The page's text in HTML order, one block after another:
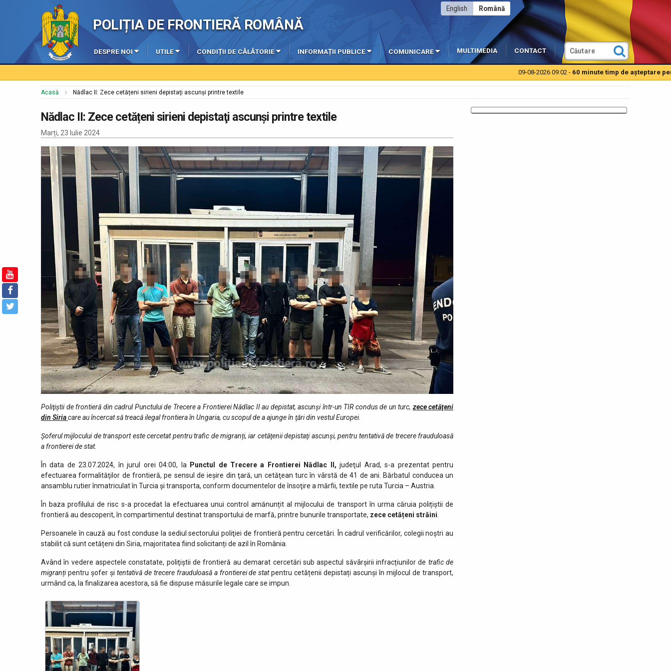
POLIȚIA DE FRONTIERĂ ROMÂNĂ
Română
English
DESPRE NOI UTILE CONDIȚII DE CĂLĂTORIE INFORMAȚII PUBLICE COMUNICARE MULTIMEDIA CONTACT
09-08-2026 09:02 -60 minute timp de aşteptare pentru
Acasă Nădlac II: Zece cetățeni sirieni depistaţi ascunși printre textile
Nădlac II: Zece cetățeni sirieni depistaţi ascunși printre textile
Marți, 23 Iulie 2024
Poliţiştii de frontieră din cadrul Punctului de Trecere a Frontierei Nădlac II au depistat, ascunși într-un TIR condus de un turc, zece cetăţeni
din Siriacare au încercat să treacă ilegal frontiera în Ungaria, cu scopul de a ajunge în ţări din vestul Europei.
Șoferul mijlocului de transport este cercetat pentru trafic de migranți, iar cetăţenii depistaţi ascunşi, pentru tentativă de trecere frauduloasă
a frontierei de stat.
În data de 23.07.2024, în jurul orei 04:00, la Punctul de Trecere a Frontierei Nădlac II,judeţul Arad, s-a prezentat pentru
efectuarea formalităţilor de frontieră, pe sensul de ieşire din ţară, un cetăţean turc în vârstă de 41 de ani. Bărbatul conducea un
ansamblu rutier înmatriculat în Turcia şi transporta, conform documentelor de însoţire a mărfii, textile pe ruta Turcia – Austria.
În baza profilului de risc s-a procedat la efectuarea unui control amănunțit al mijlocului de transport în urma căruia polițiștii de
frontieră au descoperit, în compartimentul destinat transportului de marfă, printre bunurile transportate, zece cetățeni străini
Persoanele în cauză au fost conduse la sediul sectorului poliţiei de frontieră pentru cercetări. În cadrul verificărilor, colegii noștri au
stabilit că sunt cetățeni din Siria, majoritatea fiind solicitanți de azil în România.
Având în vedere aspectele constatate, poliţiştii de frontieră au demarat cercetări sub aspectul săvârșirii infracțiunilor de trafic de
migranțipentru șofer și tentativă de trecere frauduloasă a frontierei de statpentru cetățenii depistați ascunși în mijlocul de transport,
urmând ca, la finalizarea acestora, să fie dispuse măsurile legale care se impun.